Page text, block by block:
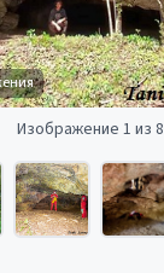
Изображение 1 из 8